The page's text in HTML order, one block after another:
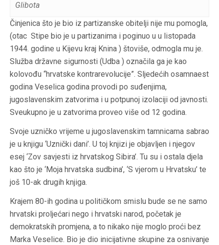
Glibota
Činjenica što je bio iz partizanske obitelji nije mu pomogla,
(otac Stipe bio je u partizanima i poginuo u u listopada
1944. godine u Kijevu kraj Knina ) štoviše, odmogla mu je.
Služba državne sigurnosti (Udba ) označila ga je kao
kolovođu “hrvatske kontrarevolucije”. Sljedećih osamnaest
godina Veselica godina provodi po suđenjima,
jugoslavenskim zatvorima i u potpunoj izolaciji od javnosti.
Sveukupno je u zatvorima proveo više od 12 godina.
Svoje uzničko vrijeme u jugoslavenskim tamnicama sabrao
je u knjigu ‘Uznički dani’. U toj knjizi je objavljen i njegov
esej ‘Zov savjesti iz hrvatskog Sibira’. Tu su i ostala djela
kao što je ‘Moja hrvatska sudbina’, ‘S vjerom u Hrvatsku’ te
još 10-ak drugih knjiga.
Krajem 80-ih godina u političkom smislu bude se ne samo
hrvatski proljećari nego i hrvatski narod, početak je
demokratskih promjena, a to nikako nije moglo proći bez
Marka Veselice. Bio je dio inicijativne skupine za osnivanje